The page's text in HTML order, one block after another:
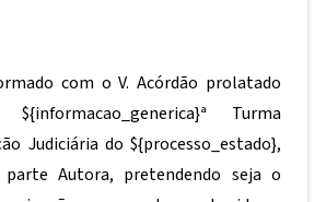
com o V. Acórdão prolatado
${informacao_generica}ª Turma
Judiciária do ${processo_estado},
Autora, pretendendo seja o